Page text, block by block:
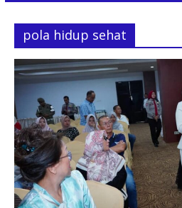
pola hidup sehat